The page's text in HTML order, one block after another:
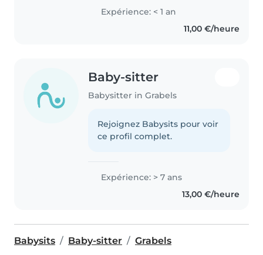
Expérience: < 1 an
11,00 €/heure
Baby-sitter
Babysitter in Grabels
Rejoignez Babysits pour voir
ce profil complet.
Expérience: > 7 ans
13,00 €/heure
Babysits Baby-sitter Grabels